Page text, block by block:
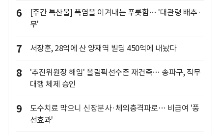
6
[주간 특산물] 폭염을 이겨내는 푸릇함… '대관령 배추·
무'
7 서장훈, 28억에 산 양재역 빌딩 450억에 내놨다
8
'추진위원장 해임' 올림픽선수촌 재건축… 송파구, 직무
대행 체제 승인
9
도수치료 막으니 신장분사·체외충격파로… 비급여 '풍
선효과'